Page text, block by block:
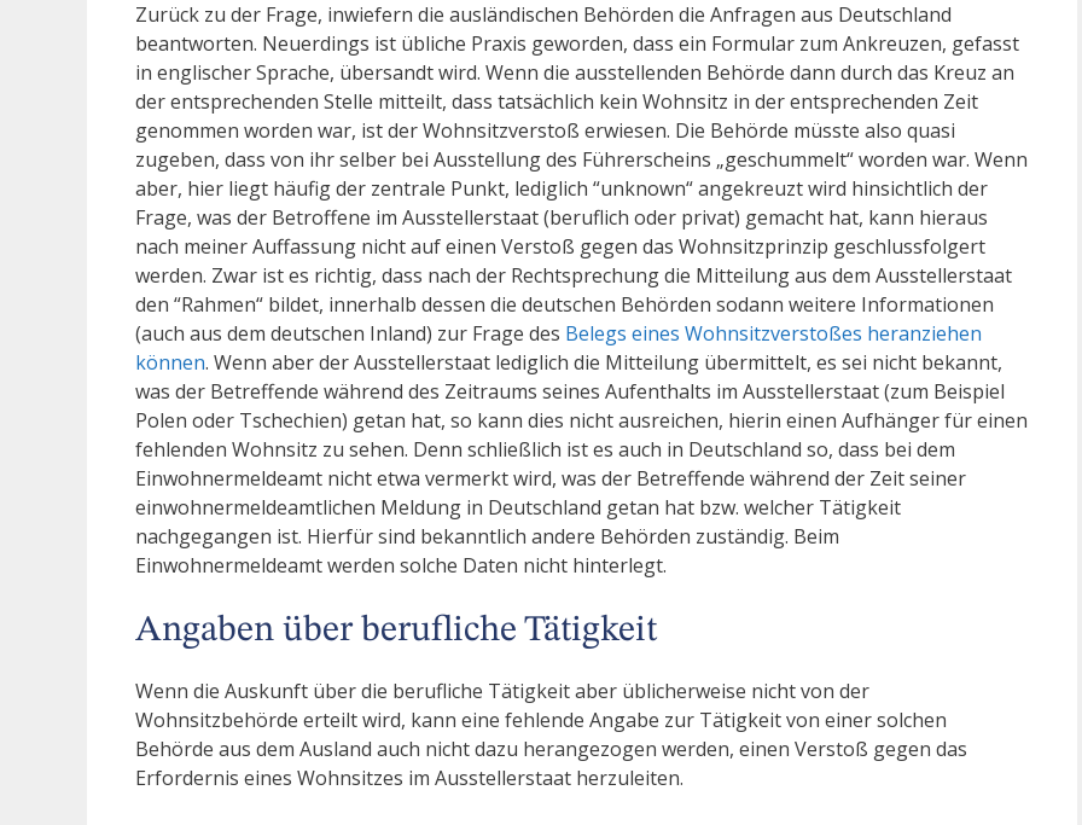
Zurück zu der Frage, inwiefern die ausländischen Behörden die Anfragen aus Deutschland
beantworten. Neuerdings ist übliche Praxis geworden, dass ein Formular zum Ankreuzen, gefasst
in englischer Sprache, übersandt wird. Wenn die ausstellenden Behörde dann durch das Kreuz an
der entsprechenden Stelle mitteilt, dass tatsächlich kein Wohnsitz in der entsprechenden Zeit
genommen worden war, ist der Wohnsitzverstoß erwiesen. Die Behörde müsste also quasi
zugeben, dass von ihr selber bei Ausstellung des Führerscheins „geschummelt“ worden war. Wenn
aber, hier liegt häufig der zentrale Punkt, lediglich “unknown“ angekreuzt wird hinsichtlich der
Frage, was der Betroffene im Ausstellerstaat (beruflich oder privat) gemacht hat, kann hieraus
nach meiner Auffassung nicht auf einen Verstoß gegen das Wohnsitzprinzip geschlussfolgert
werden. Zwar ist es richtig, dass nach der Rechtsprechung die Mitteilung aus dem Ausstellerstaat
den “Rahmen“ bildet, innerhalb dessen die deutschen Behörden sodann weitere Informationen
(auch aus dem deutschen Inland) zur Frage des Belegs eines Wohnsitzverstoßes heranziehen
können. Wenn aber der Ausstellerstaat lediglich die Mitteilung übermittelt, es sei nicht bekannt,
was der Betreffende während des Zeitraums seines Aufenthalts im Ausstellerstaat (zum Beispiel
Polen oder Tschechien) getan hat, so kann dies nicht ausreichen, hierin einen Aufhänger für einen
fehlenden Wohnsitz zu sehen. Denn schließlich ist es auch in Deutschland so, dass bei dem
Einwohnermeldeamt nicht etwa vermerkt wird, was der Betreffende während der Zeit seiner
einwohnermeldeamtlichen Meldung in Deutschland getan hat bzw. welcher Tätigkeit
nachgegangen ist. Hierfür sind bekanntlich andere Behörden zuständig. Beim
Einwohnermeldeamt werden solche Daten nicht hinterlegt.
Angaben über berufliche Tätigkeit
Wenn die Auskunft über die berufliche Tätigkeit aber üblicherweise nicht von der
Wohnsitzbehörde erteilt wird, kann eine fehlende Angabe zur Tätigkeit von einer solchen
Behörde aus dem Ausland auch nicht dazu herangezogen werden, einen Verstoß gegen das
Erfordernis eines Wohnsitzes im Ausstellerstaat herzuleiten.